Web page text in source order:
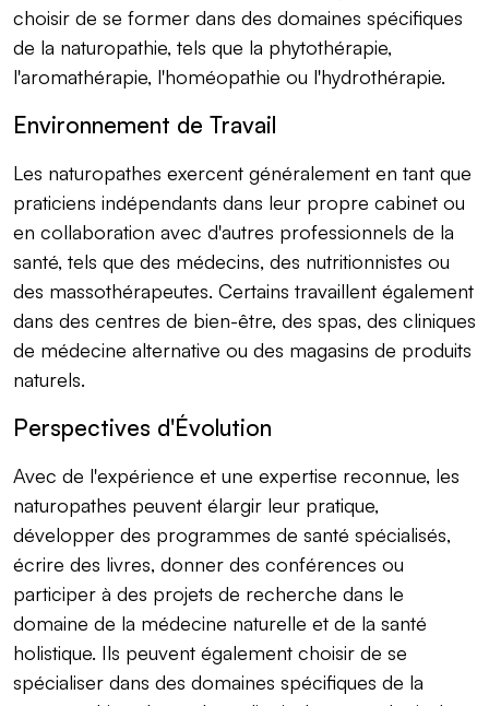
choisir de se former dans des domaines spécifiques
de la naturopathie, tels que la phytothérapie,
l'aromathérapie, l'homéopathie ou l'hydrothérapie.
Environnement de Travail
Les naturopathes exercent généralement en tant que
praticiens indépendants dans leur propre cabinet ou
en collaboration avec d'autres professionnels de la
santé, tels que des médecins, des nutritionnistes ou
des massothérapeutes. Certains travaillent également
dans des centres de bien-être, des spas, des cliniques
de médecine alternative ou des magasins de produits
naturels.
Perspectives d'Évolution
Avec de l'expérience et une expertise reconnue, les
naturopathes peuvent élargir leur pratique,
développer des programmes de santé spécialisés,
écrire des livres, donner des conférences ou
participer à des projets de recherche dans le
domaine de la médecine naturelle et de la santé
holistique. Ils peuvent également choisir de se
spécialiser dans des domaines spécifiques de la